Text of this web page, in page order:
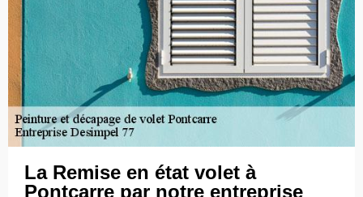
La Remise en état volet à
Pontcarre par notre entreprise